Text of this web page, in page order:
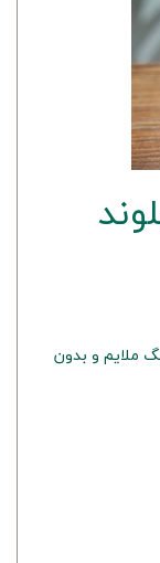
لوپینا 8.00 بلوند
ملایم و بدون